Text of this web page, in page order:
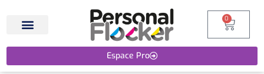
Espace Pro
0